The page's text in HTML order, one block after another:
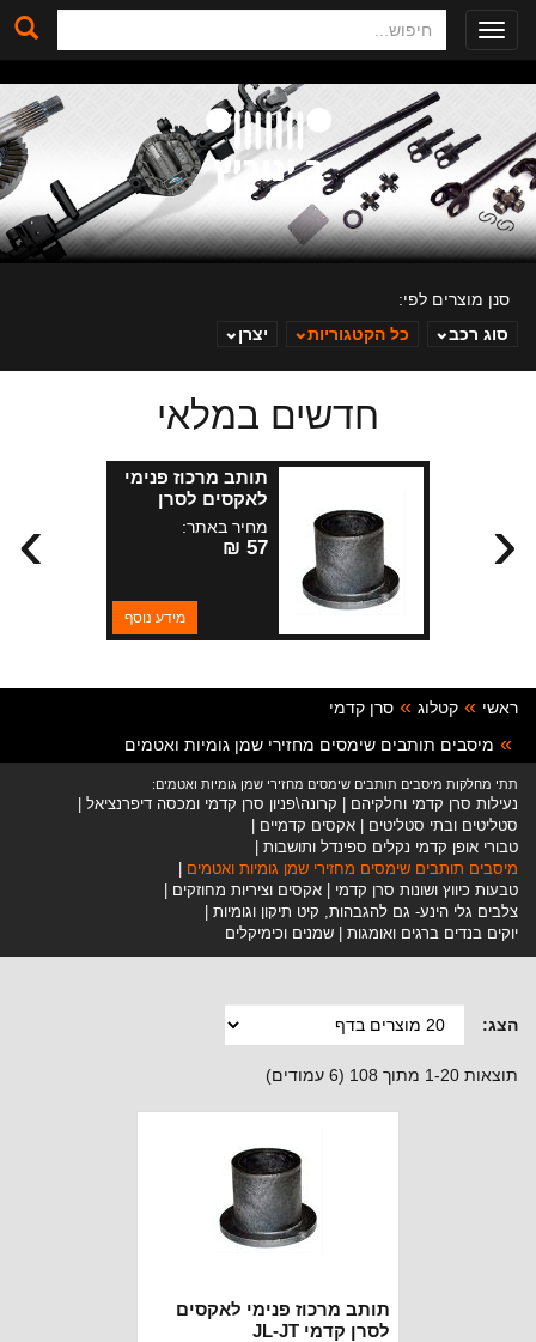
Toggle
navigation
ב. ינוביץ
סנן מוצרים לפי:
סוג רכב
כל הקטגוריות יצרן
חדשים במלאי
תותב מרכוז פנימי
לאקסים לסרן
קדמי JL-JT
מחיר באתר:
57 ₪
מידע נוסף
› ‹
ראשי קטלוג
סרן קדמי
מיסבים תותבים שימסים מחזירי שמן גומיות ואטמים
תתי מחלקות מיסבים תותבים שימסים מחזירי שמן גומיות ואטמים:
נעילות סרן קדמי וחלקיהם
קרונה\פניון סרן קדמי ומכסה דיפרנציאל
סטליטים ובתי סטליטים
אקסים קדמיים
טבורי אופן קדמי נקלים ספינדל ותושבות
מיסבים תותבים שימסים מחזירי שמן גומיות ואטמים
טבעות כיווץ ושונות סרן קדמי
אקסים וציריות מחוזקים
צלבים גלי הינע- גם להגבהות, קיט תיקון וגומיות
יוקים בנדים ברגים ואומגות
שמנים וכימיקלים
הצג:
תוצאות 1-20 מתוך 108 (6 עמודים)
תותב מרכוז פנימי לאקסים
לסרן קדמי JL-JT